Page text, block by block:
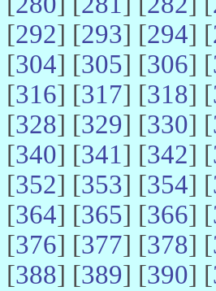
[292] [293] [294] [
[304] [305] [306] [
[316] [317] [318] [
[328] [329] [330] [
[340] [341] [342] [
[352] [353] [354] [
[364] [365] [366] [
[376] [377] [378] [
[388] [389] [390] [